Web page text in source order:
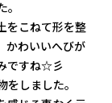
をこねて形を整
かわいいへびが
ですね☆彡
しました。